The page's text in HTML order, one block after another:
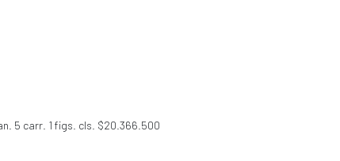
5 carr. 1 figs. cls. $20.366.500